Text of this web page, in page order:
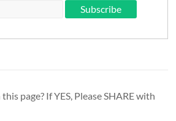
page? If YES, Please SHARE with